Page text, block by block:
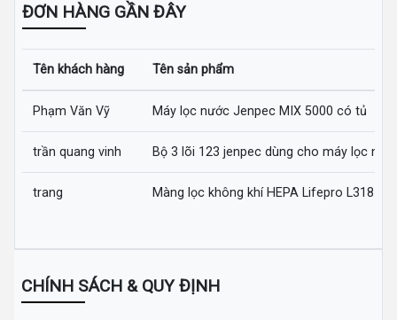
ĐƠN HÀNG GẦN ĐÂY
Tên khách hàng Tên sản phẩm
Phạm Văn Vỹ Máy lọc nước Jenpec MIX 5000 có tủ
trần quang vinh Bộ 3 lõi 123 jenpec dùng cho máy lọc
trang Màng lọc không khí HEPA Lifepro L318-AZ
CHÍNH SÁCH & QUY ĐỊNH